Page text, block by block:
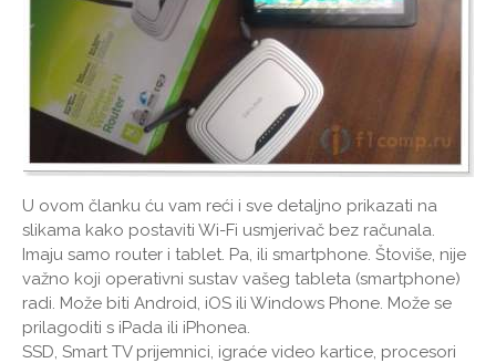
U ovom članku ću vam reći i sve detaljno prikazati na
slikama kako postaviti Wi-Fi usmjerivač bez računala.
Imaju samo router i tablet. Pa, ili smartphone. Štoviše, nije
važno koji operativni sustav vašeg tableta (smartphone)
radi. Može biti Android, iOS ili Windows Phone. Može se
prilagoditi s iPada ili iPhonea.
SSD, Smart TV prijemnici, igraće video kartice, procesori